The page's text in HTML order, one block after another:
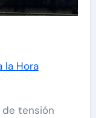
la Hora